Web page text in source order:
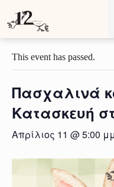
Μ
ε
τ
β
η
σ
τ
ο
π
ε
ι
« All Εκδηλώσεις
This event has passed.
Πασχαλινά
Κατασκευή
Απρίλιος 11 @ 5:00 μμ